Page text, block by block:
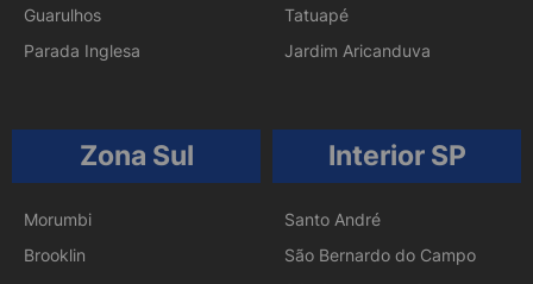
Guarulhos
Parada Inglesa
Tatuapé
Jardim Aricanduva
Zona Sul
Morumbi
Brooklin
Interior SP
Santo André
São Bernardo do Campo